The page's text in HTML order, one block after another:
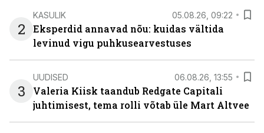
2
KASULIK 05.08.26, 09:22
Eksperdid annavad nõu: kuidas vältida
levinud vigu puhkusearvestuses
3
UUDISED 06.08.26, 13:55
Valeria Kiisk taandub Redgate Capitali
juhtimisest, tema rolli võtab üle Mart Altvee